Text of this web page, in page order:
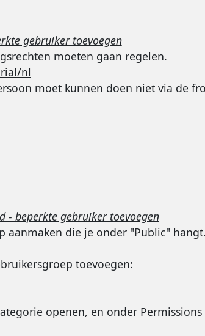
gebruiker toevoegen
moeten gaan regelen.
nl
moet kunnen doen niet via de
- beperkte gebruiker toevoegen
die je onder "Public"
toevoegen:
openen, en onder